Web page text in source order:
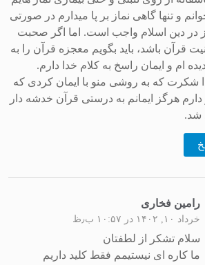
و تنها گاهی نماز بر پا میدارم در صورتی
در دین اسلام واجب است. اما اگر صحبت
قرآن باشد، باید بگویم معجزه قرآن را به
ام و ایمان راسخ به کلام خدا دارم.
شکرت که به روشی منو با ایمان کردی که
دارم هرگز ایمانم به درستی قرآن خدشه دار
شد.
رامین فخاری
خرداد ۱۰, ۱۴۰۲ در ۱۰:۵۷ ب٫ظ
سلام تشکر از لطفتان
ما کاره ای نیستیمم فقط کلید داریم